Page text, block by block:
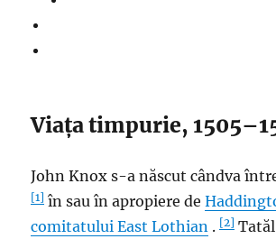
Viața timpurie,
John Knox s-a născut cândva
[1] în sau în apropiere de
comitatuluiEast Lothian .[2]